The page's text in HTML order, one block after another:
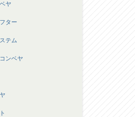
ヤ
ター
テム
ンベヤ